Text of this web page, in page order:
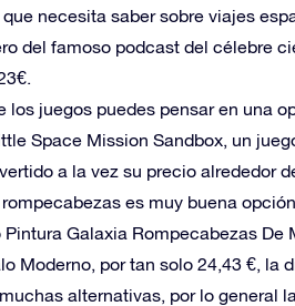
que necesita saber sobre viajes
del famoso podcast del célebre
los juegos puedes pensar en una
Space Mission Sandbox, un
a la vez su precio alrededor
es muy buena
Galaxia Rompecabezas
Moderno, por tan solo 24,43 €, la
alternativas, por lo general